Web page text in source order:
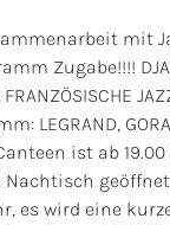
mit
Zugabe!!!!
LEGRAND,
ist ab
es wird eine